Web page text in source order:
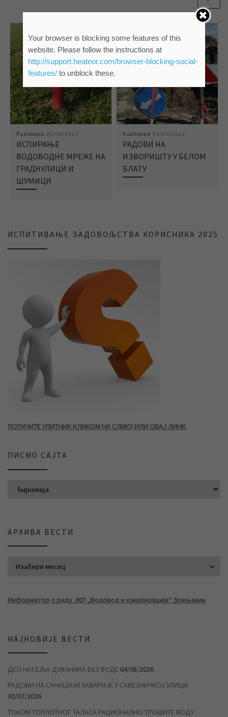
Published 02/08/2017
ИСПИРАЊЕ
ВОДОВОДНЕ МРЕЖЕ НА
ГРАДНУЛИЦИ И
ШУМИЦИ
Published 04/10/2023
РАДОВИ НА
ИЗВОРИШТУ У БЕЛОМ
БЛАТУ
ИСПИТИВАЊЕ ЗАДОВОЉСТВА КОРИСНИКА 2025
ПОПУНИТЕ УПИТНИК КЛИКОМ НА СЛИКУ ИЛИ ОВАЈ ЛИНК
ПИСМО САЈТА
АРХИВА ВЕСТИ
Информатор о раду ЈКП „Водовод и канализација“ Зрењанин
НАЈНОВИЈЕ ВЕСТИ
ДЕО НАСЕЉА ДУВАНИКА БЕЗ ВОДЕ 04/08/2026
РАДОВИ НА САНАЦИЈИ ХАВАРИЈЕ У САВЕЗНИЧКОЈ УЛИЦИ
30/07/2026
ТОКОМ ТОПЛОТНОГ ТАЛАСА РАЦИОНАЛНО ТРОШИТЕ ВОДУ
Your browser is blocking some features of this
website. Please follow the instructions at
http://support.heateor.com/browser-blocking-social-
features/to unblock these.